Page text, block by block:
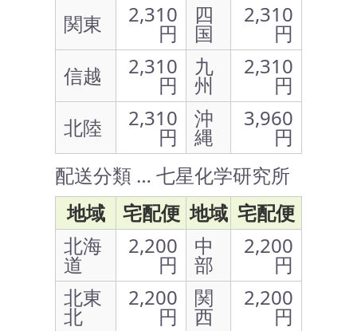
関東
2,310
円
四
国
2,310
円
信越
2,310
円
九
州
2,310
円
北陸
2,310
円
沖
縄
3,960
円
配送分類 … 七星化学研究所
地域
宅配便 地域 宅配便
北海
道
2,200
円
中
部
2,200
円
北東
北
2,200
円
関
西
2,200
円